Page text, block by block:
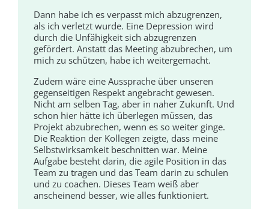
Dann habe ich es verpasst mich abzugrenzen,
als ich verletzt wurde. Eine Depression wird
durch die Unfähigkeit sich abzugrenzen
gefördert. Anstatt das Meeting abzubrechen, um
mich zu schützen, habe ich weitergemacht.
Zudem wäre eine Aussprache über unseren
gegenseitigen Respekt angebracht gewesen.
Nicht am selben Tag, aber in naher Zukunft. Und
schon hier hätte ich überlegen müssen, das
Projekt abzubrechen, wenn es so weiter ginge.
Die Reaktion der Kollegen zeigte, dass meine
Selbstwirksamkeit beschnitten war. Meine
Aufgabe besteht darin, die agile Position in das
Team zu tragen und das Team darin zu schulen
und zu coachen. Dieses Team weiß aber
anscheinend besser, wie alles funktioniert.